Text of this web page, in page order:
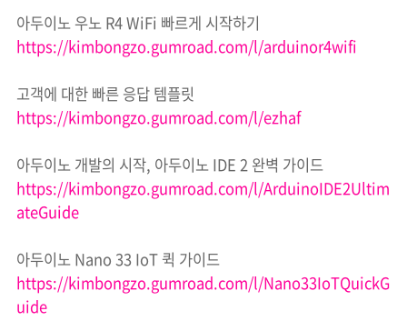
아두이노 우노 R4 WiFi 빠르게 시작하기
https://kimbongzo.gumroad.com/l/arduinor4wifi
고객에 대한 빠른 응답 템플릿
https://kimbongzo.gumroad.com/l/ezhaf
아두이노 개발의 시작, 아두이노 IDE 2 완벽 가이드
https://kimbongzo.gumroad.com/l/ArduinoIDE2Ultim
ateGuide
아두이노 Nano 33 IoT 퀵 가이드
https://kimbongzo.gumroad.com/l/Nano33IoTQuickG
uide